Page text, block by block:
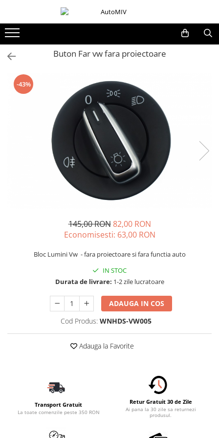
Oferta Saptamanii
Butoane Geam
Bloc Lumini
Butoane Reglare Oglinzi
Seturi Butoane
Butoane Blocare/Deblocare
Buton Clapeta Rezervor
Alte Butoane/Comutatoare
Schimbatoare Viteze
Accesorii Auto Exterior
Paravanturi Auto / Deflectoare Aer
Accesorii Interior Auto
Inchidere Centralizata
Huse Auto
Covorase Auto/ Presuri Auto
Accesorii Siguranta Auto
Buton Far vw fara proiectoare
-43%
145,00 RON 82,00 RON
Economisesti: 63,00 RON
Bloc Lumini Vw - fara proiectoare si fara functia auto
IN STOC
Durata de livrare: 1-2 zile lucratoare
ADAUGA IN COS
Cod Produs: WNHDS-VW005
Adauga la Favorite
Transport Gratuit
La toate comenzile peste 350 RON
Retur Gratuit 30 de Zile
Ai pana la 30 zile sa returnezi
produsul.